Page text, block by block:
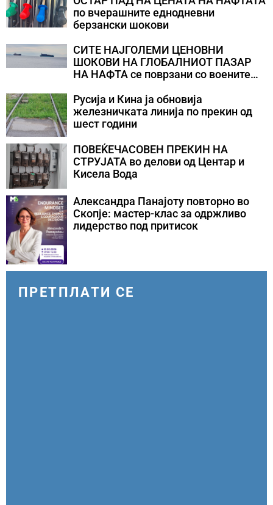
по вчерашните еднодневни
берзански шокови
СИТЕ НАЈГОЛЕМИ ЦЕНОВНИ
ШОКОВИ НА ГЛОБАЛНИОТ ПАЗАР
НА НАФТА се поврзани со воените
Русија и Кина ја обновија
железничката линија по прекин од
шест години
ПОВЕЌЕЧАСОВЕН ПРЕКИН НА
СТРУЈАТА во делови од Центар и
Кисела Вода
Александра Панајоту повторно во
Скопје: мастер-клас за одржливо
лидерство под притисок
ПРЕТПЛАТИ СЕ